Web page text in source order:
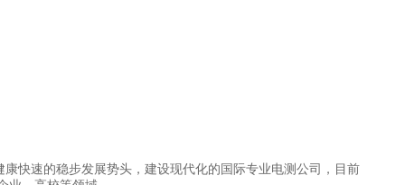
快速的稳步发展势头，建设现代化的国际专业电测公司，目前